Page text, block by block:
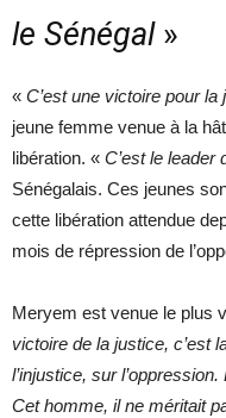
le Sénégal»
« C’est une victoire pour
jeune femme venue à la
libération. « C’est le leader
Sénégalais. Ces jeunes
cette libération attendue
mois de répression de
Meryem est venue le plus
victoire de la justice, c’est
l’injustice, sur
Cet homme, il ne méritait